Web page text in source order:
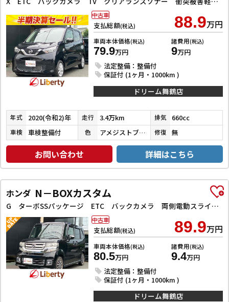
支払総額(税込) 88.9万円
車両本体価格(税込)
79.9万円
諸費用(税込)
9万円
法定整備：整備付
保証付 (1ヶ月・1000km )
中古車
ドリーム舞鶴店
年式 2020(令和2)年 走行 3.4万km 排気 660cc
車検 車検整備付 色 アメジストブラックパール 修復 無
お問い合わせ 詳細はこちら
ホンダ N－BOXカスタム
G ターボSSパッケージ ETC バックカメラ 両側電動スライドドア TV オートクルーズコントロール 衝突被害軽減システム HID スマートキー アイドリングストップ 電動格納ミラー シートヒーター
支払総額(税込) 89.9万円
車両本体価格(税込)
80.5万円
諸費用(税込)
9.4万円
法定整備：整備付
保証付 (1ヶ月・1000km )
中古車
ドリーム舞鶴店